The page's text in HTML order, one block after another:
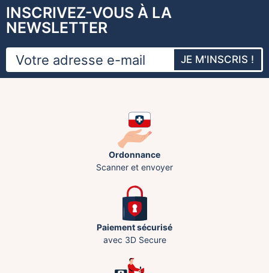
INSCRIVEZ-VOUS À LA
NEWSLETTER
JE M'INSCRIS !
Ordonnance
Scanner et envoyer
Paiement sécurisé
avec 3D Secure